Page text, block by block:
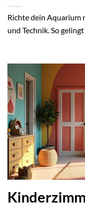
Richte dein Aquarium
und Technik. So